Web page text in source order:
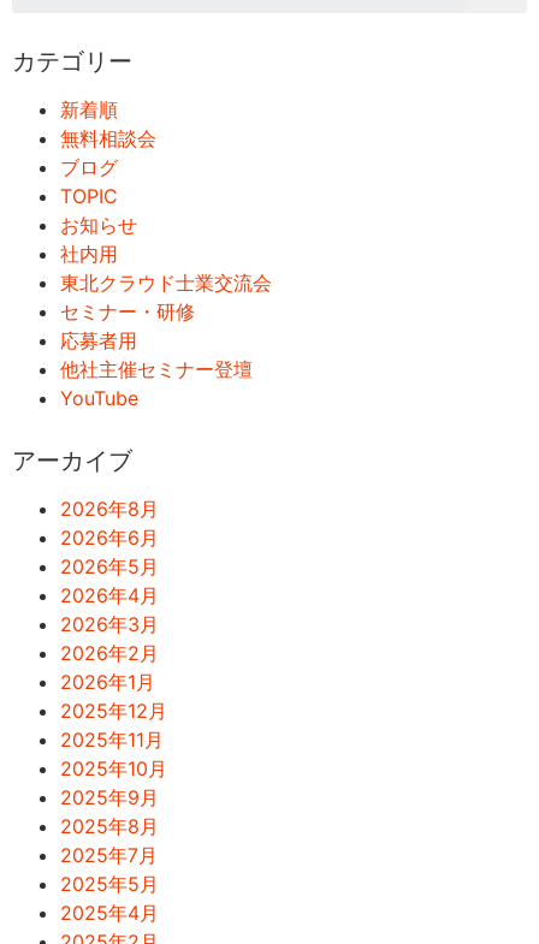
カテゴリー
新着順
無料相談会
ブログ
TOPIC
お知らせ
社内用
東北クラウド士業交流会
セミナー・研修
応募者用
他社主催セミナー登壇
YouTube
アーカイブ
2026年8月
2026年6月
2026年5月
2026年4月
2026年3月
2026年2月
2026年1月
2025年12月
2025年11月
2025年10月
2025年9月
2025年8月
2025年7月
2025年5月
2025年4月